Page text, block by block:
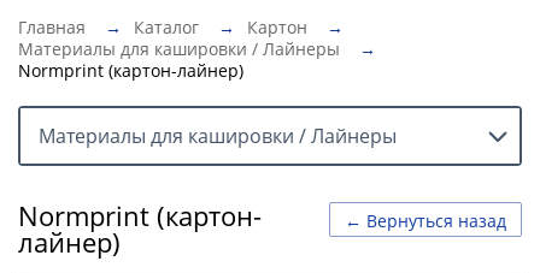
Главная → Каталог → Картон
→
Материалы для кашировки / Лайнеры
→
Normprint (картон-лайнер)
Материалы для кашировки / Лайнеры
← Вернуться назад
Normprint (картон-
лайнер)